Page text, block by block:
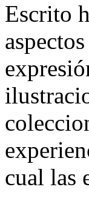
Escrito
cual las